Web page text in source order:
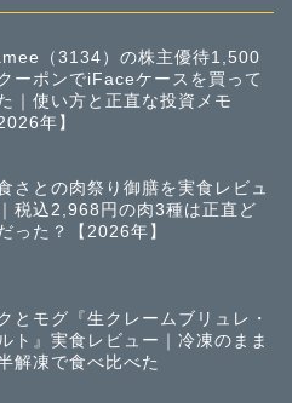
（3134）の株主優待1,500
ーポンでiFaceケースを買って
｜使い方と正直な投資メモ
年】
さとの肉祭り御膳を実食レビュ
税込2,968円の肉3種は正直ど
った？【2026年】
とモグ『生クレームブリュレ・
ト』実食レビュー｜冷凍のまま
解凍で食べ比べた